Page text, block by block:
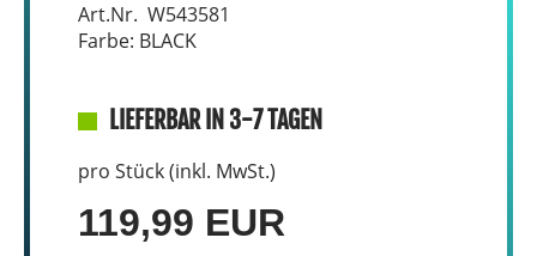
Art.Nr. W543581
Farbe: BLACK
LIEFERBAR IN 3-7 TAGEN
pro Stück (inkl. MwSt.)
119,99 EUR